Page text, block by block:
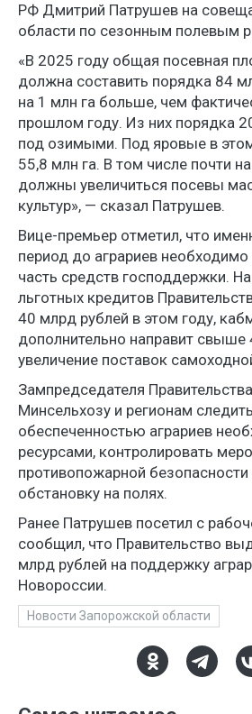
РФ Дмитрий Патрушев на
области по сезонным полевым
«В 2025 году общая посевная
должна составить порядка 84
на 1 млн га больше, чем
прошлом году. Из них порядка
под озимыми. Под яровые в этом
55,8 млн га. В том числе почти
должны увеличиться посевы
культур», — сказал Патрушев.
Вице-премьер отметил, что
период до аграриев
часть средств господдержки.
льготных кредитов
40 млрд рублей в этом году,
дополнительно направит свыше
увеличение поставок
Зампредседателя
Минсельхозу и регионам
обеспеченностью аграриев
ресурсами, контролировать
противопожарной
обстановку на полях.
Ранее Патрушев посетил с
сообщил, что Правительство
млрд рублей на поддержку
Новороссии.
Новости Запорожской области